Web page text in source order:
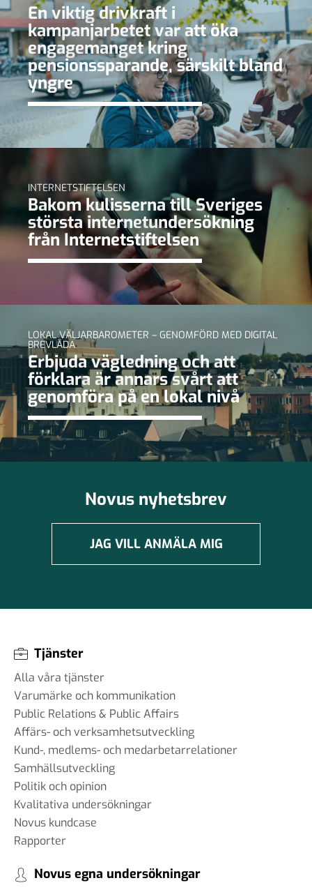
En viktig drivkraft i
kampanjarbetet var att öka
engagemanget kring
pensionssparande, särskilt bland
yngre
INTERNETSTIFTELSEN
Bakom kulisserna till Sveriges
största internetundersökning
från Internetstiftelsen
LOKAL VÄLJARBAROMETER – GENOMFÖRD MED DIGITAL
BREVLÅDA
Erbjuda vägledning och att
förklara är annars svårt att
genomföra på en lokal nivå
Novus nyhetsbrev
JAG VILL ANMÄLA MIG
Tjänster
Alla våra tjänster
Varumärke och kommunikation
Public Relations & Public Affairs
Affärs- och verksamhetsutveckling
Kund-, medlems- och medarbetarrelationer
Samhällsutveckling
Politik och opinion
Kvalitativa undersökningar
Novus kundcase
Rapporter
Novus egna undersökningar